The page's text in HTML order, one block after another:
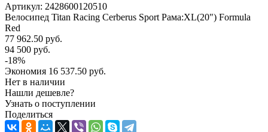
Артикул: 2428600120510
Велосипед Titan Racing Cerberus Sport Рама:XL(20") Formula
Red
77 962.50 руб.
94 500 руб.
-18%
Экономия 16 537.50 руб.
Нет в наличии
Нашли дешевле?
Узнать о поступлении
Поделиться